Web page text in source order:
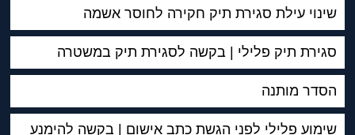
שינוי עילת סגירת תיק חקירה לחוסר אשמה
סגירת תיק פלילי | בקשה לסגירת תיק במשטרה
הסדר מותנה
שימוע פלילי לפני הגשת כתב אישום | בקשה להימנע